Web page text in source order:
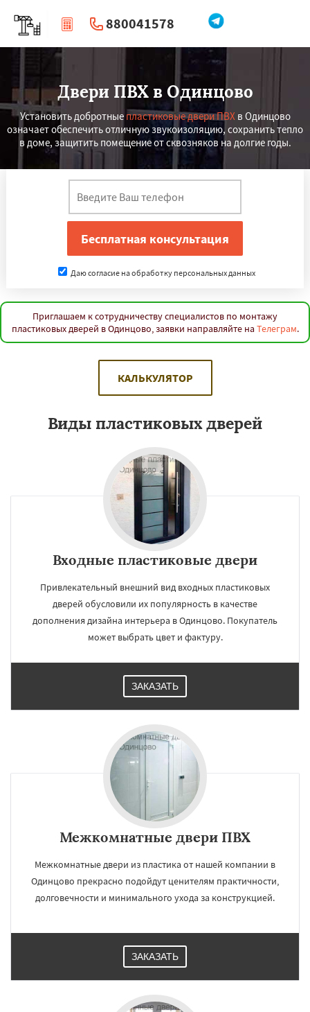
880041578
| Перезвоните мне
Двери ПВХ в Одинцово
Установить добротные пластиковые двери ПВХв Одинцово
означает обеспечить отличную звукоизоляцию, сохранить тепло
в доме, защитить помещение от сквозняков на долгие годы.
Даю согласие на обработку персональных данных
Приглашаем к сотрудничеству специалистов по монтажу
пластиковых дверей в Одинцово, заявки направляйте на Телеграм.
КАЛЬКУЛЯТОР
Виды пластиковых дверей
Входные пластиковые двери
Привлекательный внешний вид входных пластиковых
дверей обусловили их популярность в качестве
дополнения дизайна интерьера в Одинцово. Покупатель
может выбрать цвет и фактуру.
ЗАКАЗАТЬ
Межкомнатные двери ПВХ
Межкомнатные двери из пластика от нашей компании в
Одинцово прекрасно подойдут ценителям практичности,
долговечности и минимального ухода за конструкцией.
ЗАКАЗАТЬ